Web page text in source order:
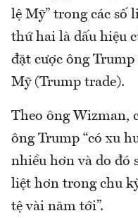
lệ Mỹ” trong các số
thứ hai là dấu hiệu
đặt cược ông
Mỹ (Trump trade).
Theo ông Wizman,
ông Trump “có xu
nhiều hơn và do đó
liệt hơn trong chu
tệ vài năm tới”.